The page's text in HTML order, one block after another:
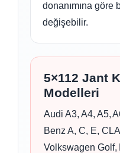
donanımına göre
değişebilir.
5×112 Jant
Modelleri
Audi A3, A4, A5,
Benz A, C, E,
Volkswagen Golf,